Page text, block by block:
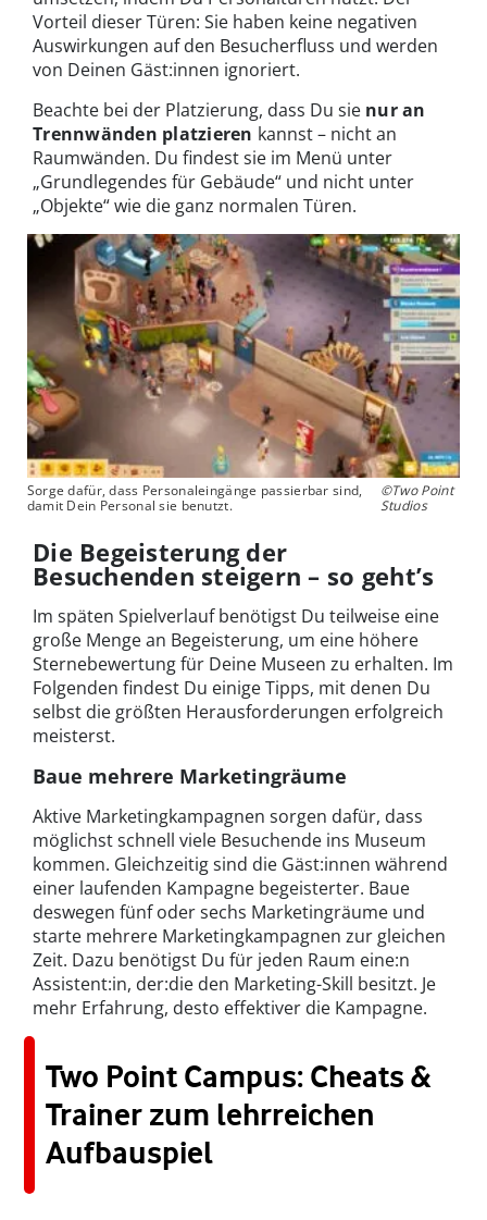
Vorteil dieser Türen: Sie haben keine negativen
Auswirkungen auf den Besucherfluss und werden
von Deinen Gäst:innen ignoriert.
Beachte bei der Platzierung, dass Du sie nur an
Trennwänden platzieren kannst – nicht an
Raumwänden. Du findest sie im Menü unter
„Grundlegendes für Gebäude“ und nicht unter
„Objekte“ wie die ganz normalen Türen.
Sorge dafür, dass Personaleingänge passierbar sind,
damit Dein Personal sie benutzt.
©Two Point
Studios
Die Begeisterung der
Besuchenden steigern – so geht’s
Im späten Spielverlauf benötigst Du teilweise eine
große Menge an Begeisterung, um eine höhere
Sternebewertung für Deine Museen zu erhalten. Im
Folgenden findest Du einige Tipps, mit denen Du
selbst die größten Herausforderungen erfolgreich
meisterst.
Baue mehrere Marketingräume
Aktive Marketingkampagnen sorgen dafür, dass
möglichst schnell viele Besuchende ins Museum
kommen. Gleichzeitig sind die Gäst:innen während
einer laufenden Kampagne begeisterter. Baue
deswegen fünf oder sechs Marketingräume und
starte mehrere Marketingkampagnen zur gleichen
Zeit. Dazu benötigst Du für jeden Raum eine:n
Assistent:in, der:die den Marketing-Skill besitzt. Je
mehr Erfahrung, desto effektiver die Kampagne.
Two Point Campus: Cheats &
Trainer zum lehrreichen
Aufbauspiel